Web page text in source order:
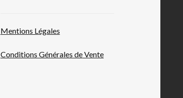
Mentions Légales
Conditions Générales deVente